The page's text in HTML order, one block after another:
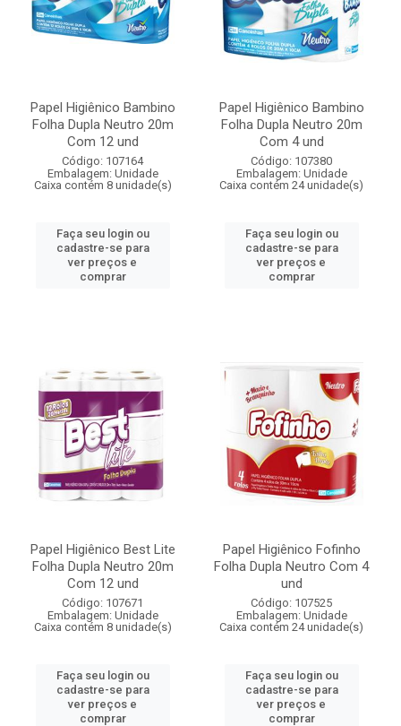
Papel Higiênico Bambino
Folha Dupla Neutro 20m
Com 12 und
Código: 107164
Embalagem: Unidade
Caixa contém 8 unidade(s)
Faça seu login ou
cadastre-se para
ver preços e
comprar
Papel Higiênico Bambino
Folha Dupla Neutro 20m
Com 4 und
Código: 107380
Embalagem: Unidade
Caixa contém 24 unidade(s)
Faça seu login ou
cadastre-se para
ver preços e
comprar
Papel Higiênico Best Lite
Folha Dupla Neutro 20m
Com 12 und
Código: 107671
Embalagem: Unidade
Caixa contém 8 unidade(s)
Faça seu login ou
cadastre-se para
ver preços e
comprar
Papel Higiênico Fofinho
Folha Dupla Neutro Com 4
und
Código: 107525
Embalagem: Unidade
Caixa contém 24 unidade(s)
Faça seu login ou
cadastre-se para
ver preços e
comprar